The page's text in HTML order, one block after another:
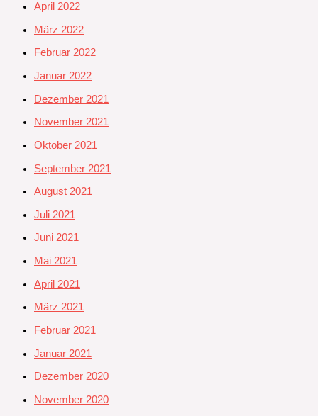
April 2022
März 2022
Februar 2022
Januar 2022
Dezember 2021
November 2021
Oktober 2021
September 2021
August 2021
Juli 2021
Juni 2021
Mai 2021
April 2021
März 2021
Februar 2021
Januar 2021
Dezember 2020
November 2020